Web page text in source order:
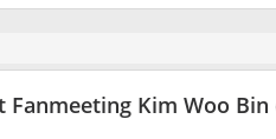
Fanmeeting Kim Woo